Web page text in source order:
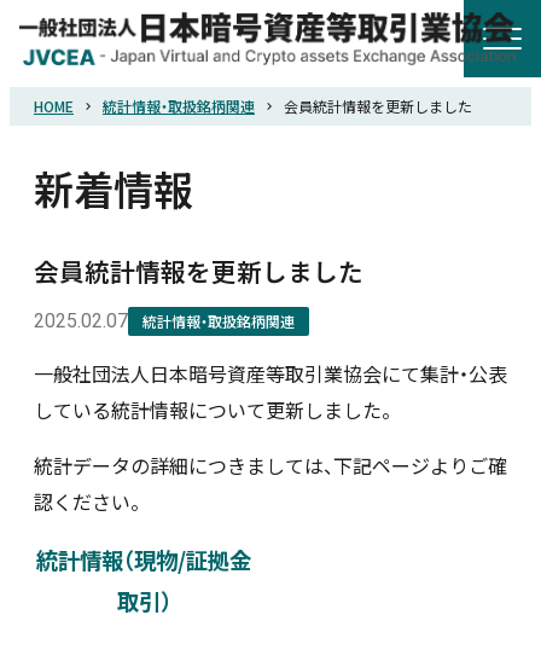
HOME
協会概要
規則・ガイドライン
詐欺関連情報
HOME 統計情報・取扱銘柄関連 会員統計情報を更新しました
新着情報
会員統計情報を更新しました
2025.02.07 統計情報・取扱銘柄関連
一般社団法人日本暗号資産等取引業協会にて集計・公表
している統計情報について更新しました。
統計データの詳細につきましては、下記ページよりご確
認ください。
統計情報（現物/証拠金
取引）